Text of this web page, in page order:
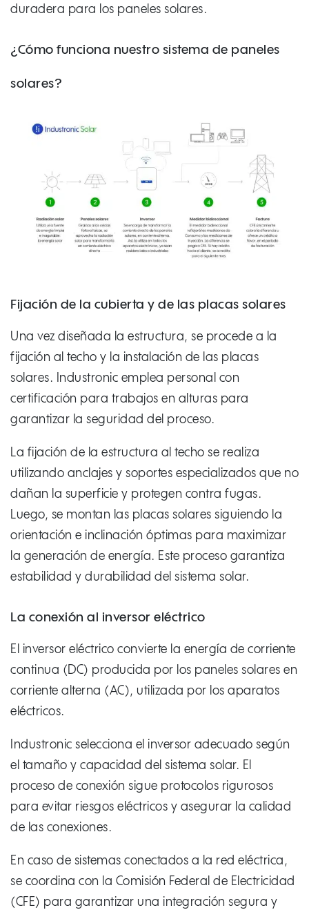
duradera para los paneles solares.
¿Cómo funciona nuestro sistema de paneles
solares?
Fijación de la cubierta y de las placas solares
Una vez diseñada la estructura, se procede a la
fijación al techo y la instalación de las placas
solares. Industronic emplea personal con
certificación para trabajos en alturas para
garantizar la seguridad del proceso.
La fijación de la estructura al techo se realiza
utilizando anclajes y soportes especializados que no
dañan la superficie y protegen contra fugas.
Luego, se montan las placas solares siguiendo la
orientación e inclinación óptimas para maximizar
la generación de energía. Este proceso garantiza
estabilidad y durabilidad del sistema solar.
La conexión al inversor eléctrico
El inversor eléctrico convierte la energía de corriente
continua (DC) producida por los paneles solares en
corriente alterna (AC), utilizada por los aparatos
eléctricos.
Industronic selecciona el inversor adecuado según
el tamaño y capacidad del sistema solar. El
proceso de conexión sigue protocolos rigurosos
para evitar riesgos eléctricos y asegurar la calidad
de las conexiones.
En caso de sistemas conectados a la red eléctrica,
se coordina con la Comisión Federal de Electricidad
(CFE) para garantizar una integración segura y